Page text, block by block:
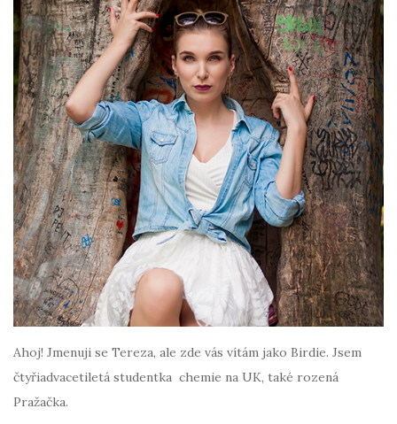
Ahoj! Jmenuji se Tereza, ale zde vás vítám jako Birdie. Jsem
čtyřiadvacetiletá studentka chemie na UK, také rozená
Pražačka.